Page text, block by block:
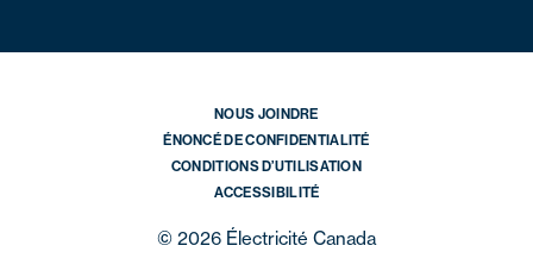
NOUS JOINDRE
ÉNONCÉ DE CONFIDENTIALITÉ
CONDITIONS D’UTILISATION
ACCESSIBILITÉ
© 2026 Électricité Canada